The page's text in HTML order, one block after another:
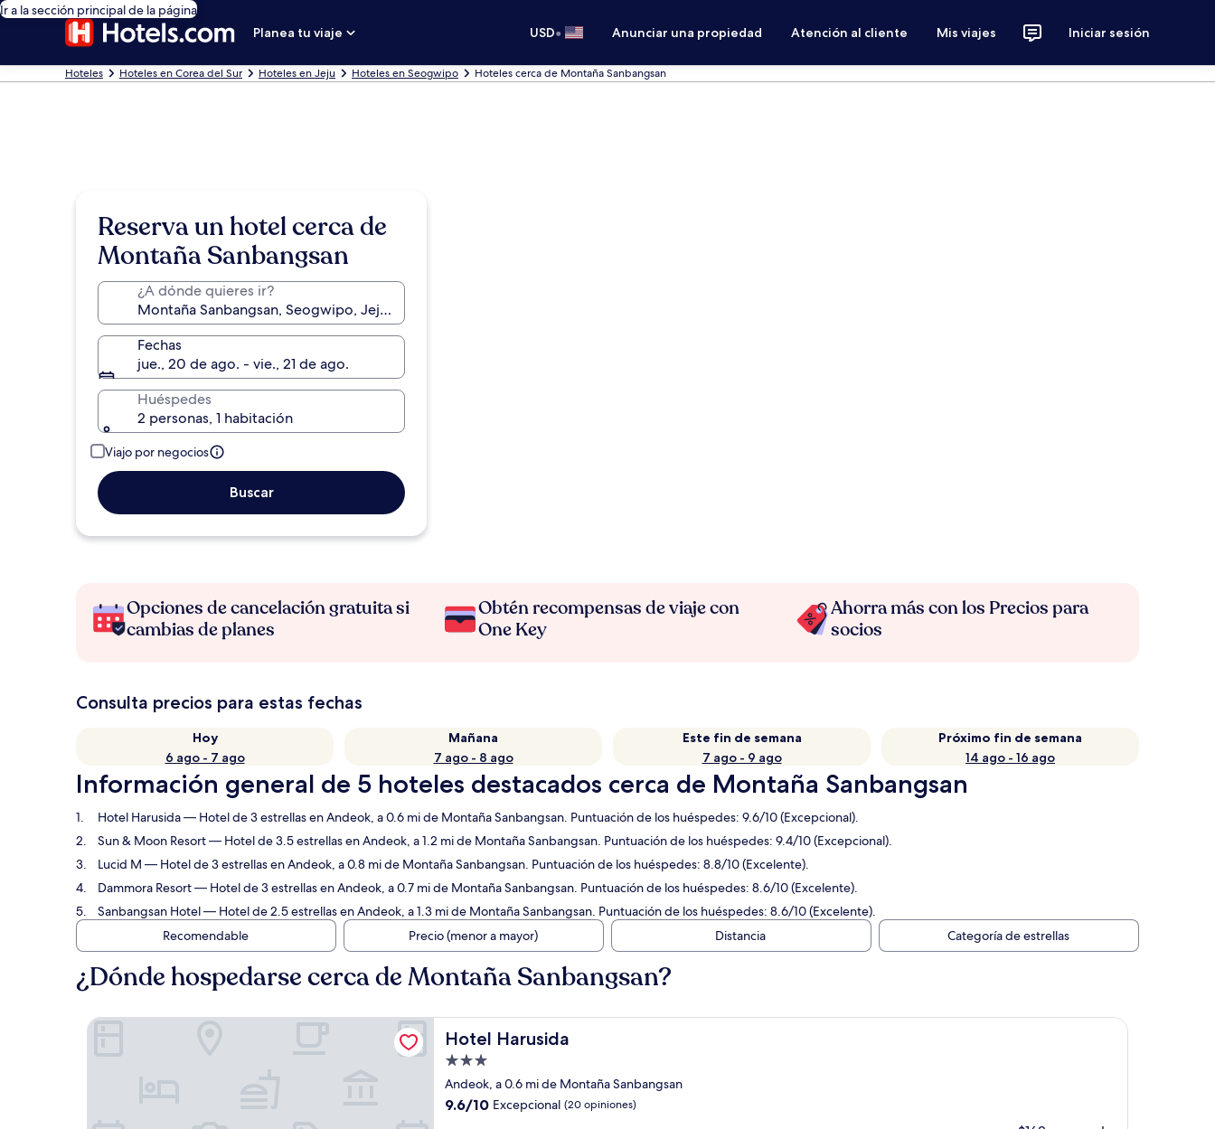
Ir a la sección principal de la página
Planea tu viaje
USD• Anunciar una propiedad Atención al cliente Mis viajes Iniciar sesión
Hoteles Hoteles en Corea del Sur Hoteles en Jeju Hoteles en Seogwipo Hoteles cerca de Montaña Sanbangsan
Reserva un hotel cerca de
Montaña Sanbangsan
¿A dónde quieres ir?
Fechas
jue., 20 de ago. - vie., 21 de ago.
Huéspedes
2 personas, 1 habitación
Viajo por negocios
Buscar
Opciones de cancelación gratuita si
cambias de planes
Obtén recompensas de viaje con
One Key
Ahorra más con los Precios para
socios
Consulta precios para estas fechas
Hoy
6 ago - 7 ago
Mañana
7 ago - 8 ago
Este fin de semana
7 ago - 9 ago
Próximo fin de semana
14 ago - 16 ago
Información general de 5 hoteles destacados cerca de Montaña Sanbangsan
Hotel Harusida— Hotel de 3 estrellas en Andeok, a 0.6 mi de Montaña Sanbangsan. Puntuación de los huéspedes: 9.6/10 (Excepcional).
Sun & Moon Resort— Hotel de 3.5 estrellas en Andeok, a 1.2 mi de Montaña Sanbangsan. Puntuación de los huéspedes: 9.4/10 (Excepcional).
Lucid M — Hotel de 3 estrellas en Andeok, a 0.8 mi de Montaña Sanbangsan. Puntuación de los huéspedes: 8.8/10 (Excelente).
Dammora Resort— Hotel de 3 estrellas en Andeok, a 0.7 mi de Montaña Sanbangsan. Puntuación de los huéspedes: 8.6/10 (Excelente).
Sanbangsan Hotel— Hotel de 2.5 estrellas en Andeok, a 1.3 mi de Montaña Sanbangsan. Puntuación de los huéspedes: 8.6/10 (Excelente).
Recomendable
Precio (menor a mayor) Distancia Categoría de estrellas
¿Dónde hospedarse cerca de Montaña Sanbangsan?
Hotel Harusida
Hotel Harusida
Propiedad
de
3.0
Andeok, a 0.6 mi de Montaña Sanbangsan
9.6
9.6/10 Excepcional (20 opiniones)
Hotel Harusida